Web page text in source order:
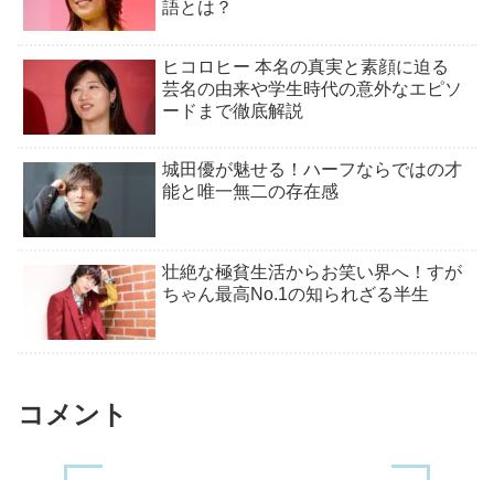
語とは？
ヒコロヒー 本名の真実と素顔に迫る
芸名の由来や学生時代の意外なエピソ
ードまで徹底解説
城田優が魅せる！ハーフならではの才
能と唯一無二の存在感
壮絶な極貧生活からお笑い界へ！すが
ちゃん最高No.1の知られざる半生
コメント